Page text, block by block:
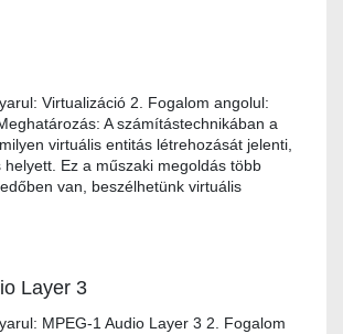
Virtualizáció 2. Fogalom angolul:
A számítástechnikában a
virtuális entitás létrehozását jelenti,
helyett. Ez a műszaki megoldás több
van, beszélhetünk virtuális
Layer 3
MPEG-1 Audio Layer 3 2. Fogalom